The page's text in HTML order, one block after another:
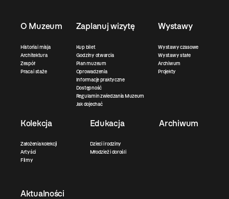
O Muzeum
Historia i misja
Architektura
Zespół
Praca i staże
Zaplanuj wizytę
Kup bilet
Godziny otwarcia
Plan muzeum
Oprowadzenia
Informacje praktyczne
Dostępność
Regulamin zwiedzania Muzeum
Jak dojechać
Wystawy
Wystawy czasowe
Wystawy stałe
Archiwum
Projekty
Kolekcja
Założenia kolekcji
Artyści
Filmy
Edukacja
Dzieci i rodziny
Młodzież i dorośli
Archiwum
Aktualności